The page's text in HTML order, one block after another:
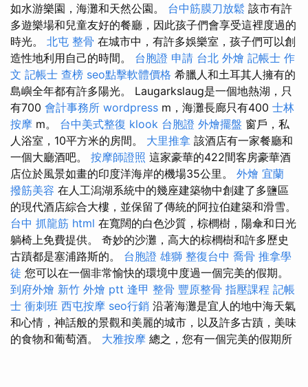
如水游樂園，海灘和天然公園。 台中筋膜刀放鬆 該市有許
多遊樂場和兒童友好的餐廳，因此孩子們會享受這裡度過的
時光。 北屯 整骨 在城市中，有許多娛樂室，孩子們可以創
造性地利用自己的時間。 台胞證 申請 台北 外燴 記帳士 作
文 記帳士 查榜 seo點擊軟體價格 希臘人和土耳其人擁有的
島嶼全年都有許多陽光。 Laugarkslaug是一個地熱湖，只
有700 會計事務所 wordpress m，海灘長廊只有400 士林
按摩 m。 台中美式整復 klook 台胞證 外燴擺盤 窗戶，私
人浴室，10平方米的房間。 大里推拿 該酒店有一家餐廳和
一個大廳酒吧。 按摩師證照 這家豪華的422間客房豪華酒
店位於風景如畫的印度洋海岸的機場35公里。 外燴 宜蘭
撥筋美容 在人工潟湖系統中的幾座建築物中創建了多鹽區
的現代酒店綜合大樓，並保留了傳統的阿拉伯建築和滑雪。
台中 抓龍筋 html 在寬闊的白色沙質，棕櫚樹，陽傘和日光
躺椅上免費提供。 奇妙的沙灘，高大的棕櫚樹和許多歷史
古蹟都是塞浦路斯的。 台胞證 雄獅 整復台中 喬骨 推拿學
徒 您可以在一個非常愉快的環境中度過一個完美的假期。
到府外燴 新竹 外燴 ptt 逢甲 整骨 豐原整骨 指壓課程 記帳
士 衝刺班 西屯按摩 seo行銷 沿著海灘是宜人的地中海天氣
和心情，神話般的景觀和美麗的城市，以及許多古蹟，美味
的食物和葡萄酒。 大雅按摩 總之，您有一個完美的假期所